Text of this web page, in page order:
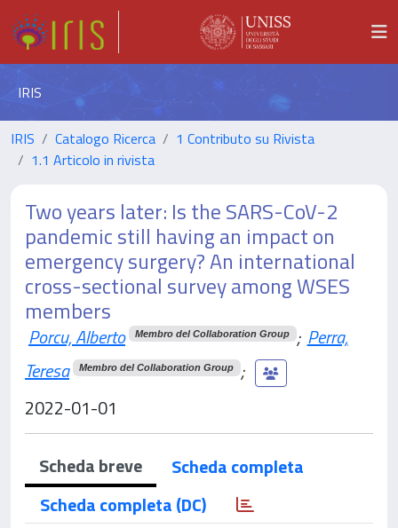
IRIS
IRIS Catalogo Ricerca
1 Contributo su Rivista
1.1 Articolo in rivista
Two years later: Is the SARS-CoV-2
pandemic still having an impact on
emergency surgery? An international
cross-sectional survey among WSES
members
Porcu, Alberto Membro del Collaboration Group ; Perra,
Teresa
Membro del Collaboration Group
;
2022-01-01
Scheda breve
Scheda completa
Scheda completa (DC)